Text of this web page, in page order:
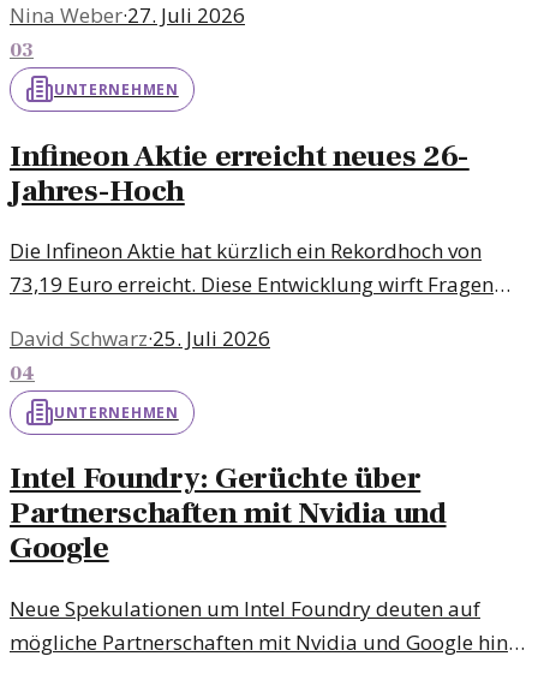
diesem Trend?
Nina Weber·27. Juli 2026
03
UNTERNEHMEN
Infineon Aktie erreicht neues 26-
Jahres-Hoch
Die Infineon Aktie hat kürzlich ein Rekordhoch von
73,19 Euro erreicht. Diese Entwicklung wirft Fragen
David Schwarz·25. Juli 2026
04
UNTERNEHMEN
Intel Foundry: Gerüchte über
Partnerschaften mit Nvidia und
Google
Neue Spekulationen um Intel Foundry deuten auf
mögliche Partnerschaften mit Nvidia und Google hin.